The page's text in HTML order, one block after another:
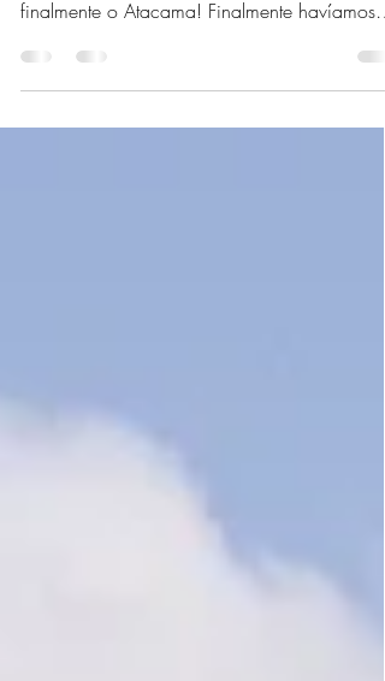
| dia 06 | San Pedro de Atacama, CL Esse era
o dia mais esperado da viagem: conhecer